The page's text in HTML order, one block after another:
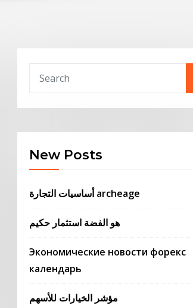
New Posts
أساسيات التجارة archeage
هو الفضة استثمار حكيم
Экономические новости форекс
календарь
مؤشر الخيارات للأسهم